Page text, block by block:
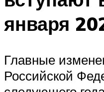
января
Главные
Российской